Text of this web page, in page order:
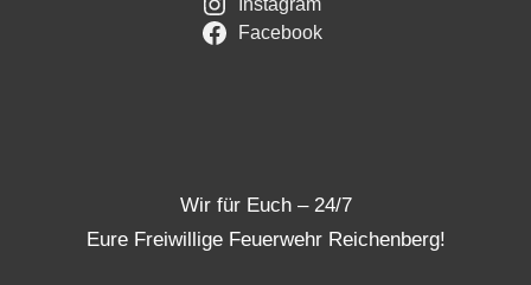
Instagram
Facebook
Wir für Euch – 24/7
Eure Freiwillige Feuerwehr Reichenberg!